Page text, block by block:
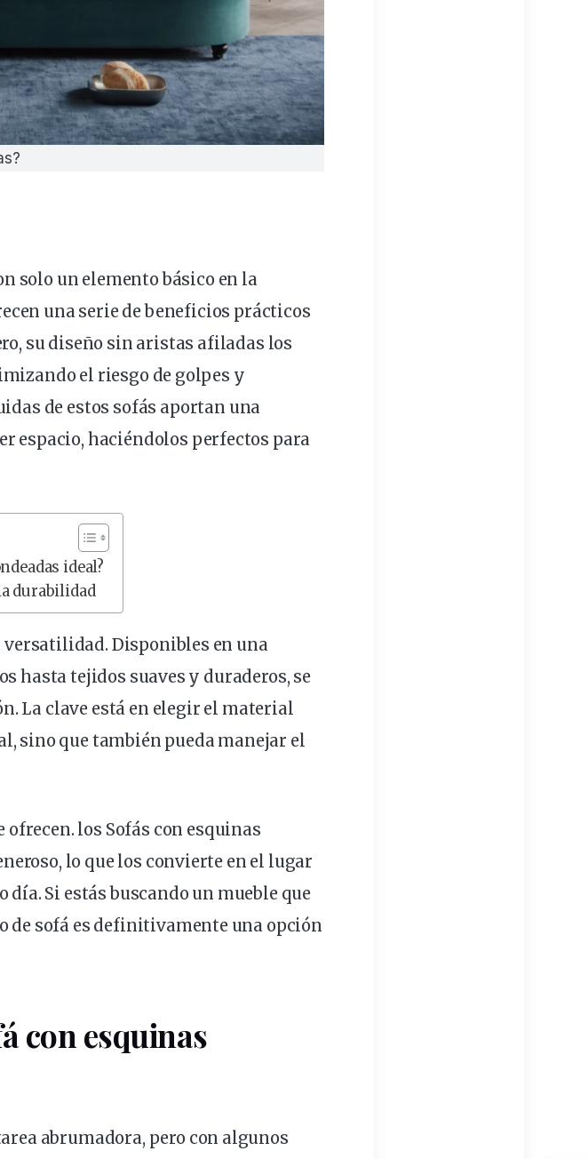
solo un elementobásico en la
unaseriede beneficios prácticos
su diseño sin aristas afiladas los
el riesgo de golpes y
de estos sofás aportan una
espacio, haciéndolos perfectos para
ideal?
durabilidad
versatilidad. Disponibles en una
hasta tejidos suaves y duraderos, se
La clave está en elegir el material
sino que también pueda manejar el
ofrecen. los Sofás con esquinas
lo que los convierte en el lugar
Si estás buscando un mueble que
de sofá es definitivamente una opción
con esquinas
abrumadora, pero con algunos